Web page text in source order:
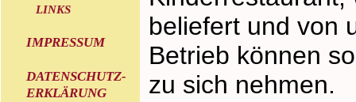
LINKS
IMPRESSUM
DATENSCHUTZ-
ERKLÄRUNG
beliefert und von
Betrieb können
zu sich nehmen.